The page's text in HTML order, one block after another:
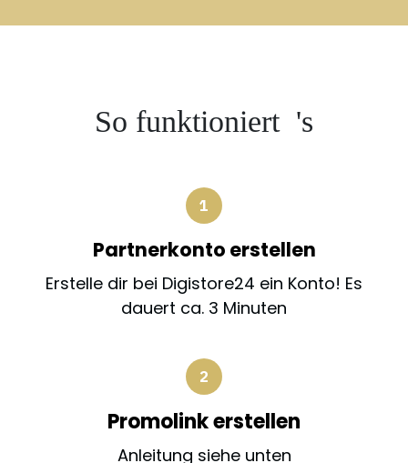
So funktioniert 's
Partnerkonto erstellen
Erstelle dir bei Digistore24 ein Konto! Es
dauert ca. 3 Minuten
Promolink erstellen
Anleitung siehe unten